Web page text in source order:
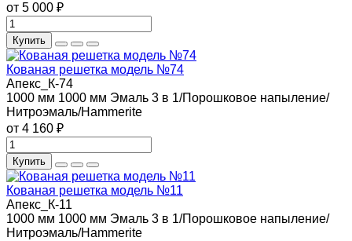
от 5 000 ₽
Купить
Кованая решетка модель №74
Апекс_К-74
1000 мм 1000 мм Эмаль 3 в 1/Порошковое напыление/
Нитроэмаль/Hammerite
от 4 160 ₽
Купить
Кованая решетка модель №11
Апекс_К-11
1000 мм 1000 мм Эмаль 3 в 1/Порошковое напыление/
Нитроэмаль/Hammerite